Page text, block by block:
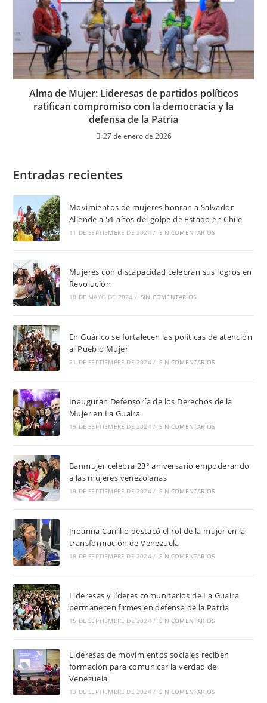
Alma de Mujer: Lideresas de partidos políticos
ratifican compromiso con la democracia y la
defensa de la Patria
27 de enero de 2026
Entradas recientes
Movimientos de mujeres honran a Salvador
Allende a 51 años del golpe de Estado en Chile
11 DE SEPTIEMBRE DE 2024 / SIN COMENTARIOS
Mujeres con discapacidad celebran sus logros en
Revolución
18 DE MAYO DE 2024 / SIN COMENTARIOS
En Guárico se fortalecen las políticas de atención
al Pueblo Mujer
21 DE SEPTIEMBRE DE 2024 / SIN COMENTARIOS
Inauguran Defensoría de los Derechos de la
Mujer en La Guaira
19 DE SEPTIEMBRE DE 2024 / SIN COMENTARIOS
Banmujer celebra 23° aniversario empoderando
a las mujeres venezolanas
19 DE SEPTIEMBRE DE 2024 / SIN COMENTARIOS
Jhoanna Carrillo destacó el rol de la mujer en la
transformación de Venezuela
18 DE SEPTIEMBRE DE 2024 / SIN COMENTARIOS
Lideresas y líderes comunitarios de La Guaira
permanecen firmes en defensa de la Patria
15 DE SEPTIEMBRE DE 2024 / SIN COMENTARIOS
Lideresas de movimientos sociales reciben
formación para comunicar la verdad de
Venezuela
13 DE SEPTIEMBRE DE 2024 / SIN COMENTARIOS